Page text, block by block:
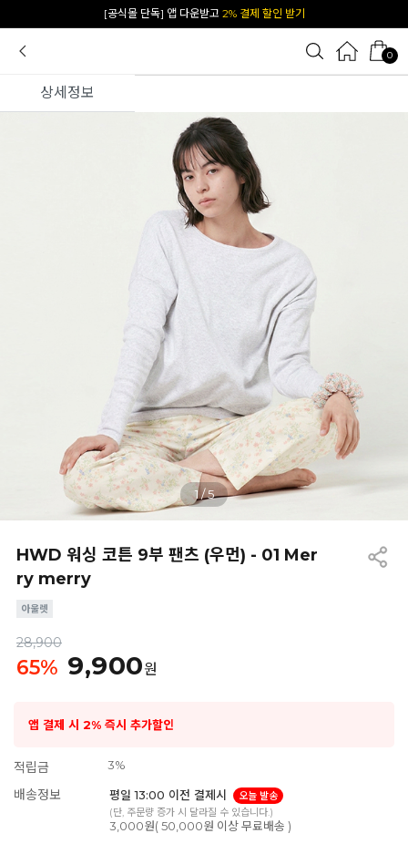
[공식몰 단독] 앱 다운받고 2% 결제 할인 받기
0
상세정보
1/5
HWD 워싱 코튼 9부 팬츠 (우먼) - 01 Mer
ry merry
28,900
65% 9,900원
앱 결제 시 2% 즉시 추가할인
적립금 3%
배송정보 평일 13:00 이전 결제시
오늘 발송
(단, 주문량 증가 시 달라질 수 있습니다.)
3,000원( 50,000원 이상 무료배송 )